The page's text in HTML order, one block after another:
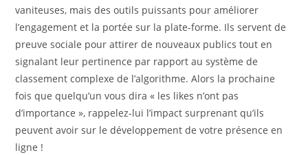
vaniteuses, mais des outils puissants pour améliorer
l’engagement et la portée sur la plate-forme. Ils servent de
preuve sociale pour attirer de nouveaux publics tout en
signalant leur pertinence par rapport au système de
classement complexe de l’algorithme. Alors la prochaine
fois que quelqu’un vous dira « les likes n’ont pas
d’importance », rappelez-lui l’impact surprenant qu’ils
peuvent avoir sur le développement de votre présence en
ligne !